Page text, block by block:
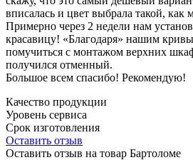
вписалась и цвет выбрала такой, как
Примерно через 2 недели нам
красавицу! «Благодаря» нашим
помучиться с монтажом верхних
получился отменный.
Большое всем спасибо! Рекомендую!
Качество продукции
Уровень сервиса
Срок изготовления
Оставить отзыв
Оставить отзыв на товар Бартоломе